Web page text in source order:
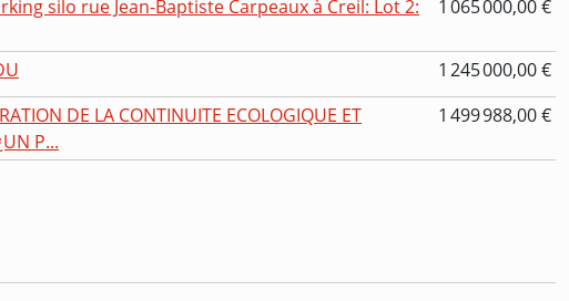
silo rue Jean-Baptiste Carpeaux à Creil: Lot 2:
1 065 000,00 €
1 245 000,00 €
DE LA CONTINUITE ECOLOGIQUE ET
P...
1 499 988,00 €